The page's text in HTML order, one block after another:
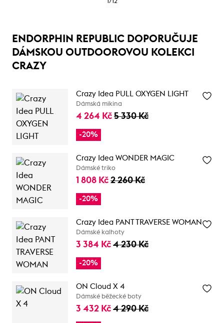
/ 12
ENDORPHIN REPUBLIC DOPORUČUJE
DÁMSKOU OUTDOOROVOU KOLEKCI
CRAZY
Crazy Idea PULL OXYGEN LIGHT
Dámská mikina
4 264 Kč 5 330 Kč
-20%
Crazy Idea WONDER MAGIC
Dámské triko
1 808 Kč 2 260 Kč
-20%
Crazy Idea PANT TRAVERSE WOMAN
Dámské kalhoty
3 384 Kč 4 230 Kč
-20%
ON Cloud X 4
Dámské běžecké boty
3 432 Kč 4 290 Kč